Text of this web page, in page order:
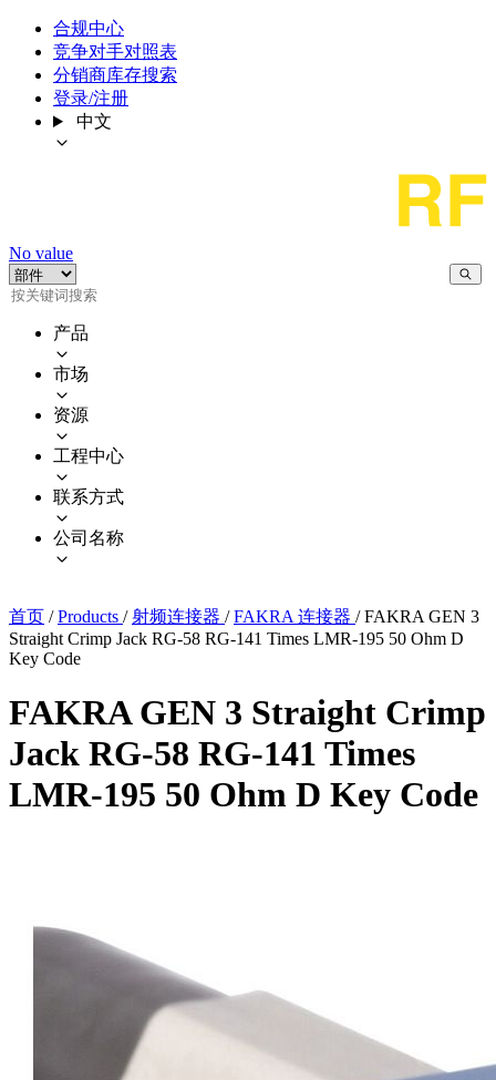
合规中心
竞争对手对照表
分销商库存搜索
登录/注册
中文
No value
产品
市场
资源
工程中心
联系方式
公司名称
首页 / Products / 射频连接器 / FAKRA 连接器 / FAKRA GEN 3
Straight Crimp Jack RG-58 RG-141 Times LMR-195 50 Ohm D
Key Code
FAKRA GEN 3 Straight Crimp
Jack RG-58 RG-141 Times
LMR-195 50 Ohm D Key Code